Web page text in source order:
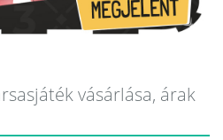
vásárlása, árak